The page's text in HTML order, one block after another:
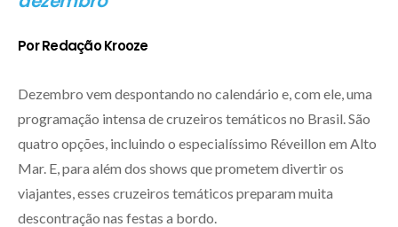
Por Redação Krooze
Dezembro vem despontando no calendário e, com ele, uma
programação intensa de cruzeiros temáticos no Brasil. São
quatro opções, incluindo o especialíssimo Réveillon em Alto
Mar. E, para além dos shows que prometem divertir os
viajantes, esses cruzeiros temáticos preparam muita
descontração nas festas a bordo.